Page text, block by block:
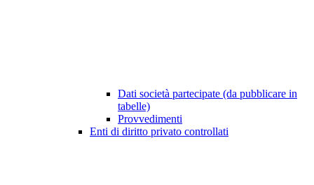
Dati società partecipate (da pubblicare in
tabelle)
Provvedimenti
Enti di diritto privato controllati